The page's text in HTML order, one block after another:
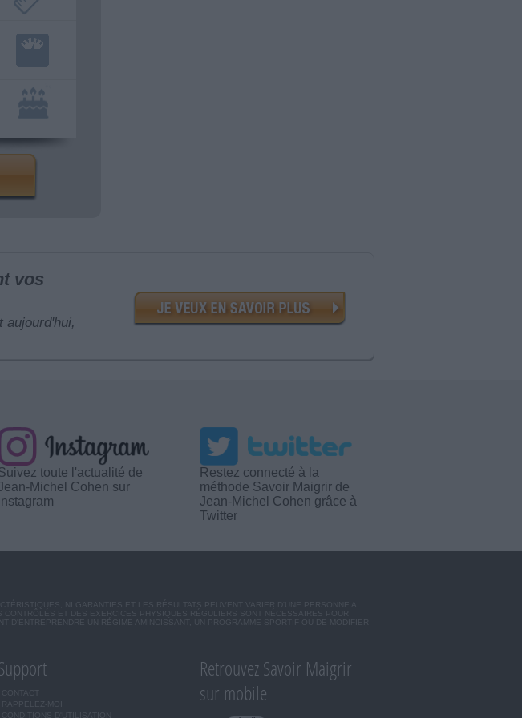
vos
aujourd'hui,
toute l'actualité de
Michel Cohen sur
Instagram
Restez connecté à la
méthode Savoir Maigrir de
Jean-Michel Cohen grâce à
Twitter
NI GARANTIES ET LES RÉSULTATS PEUVENT VARIER D'UNE PERSONNE A
ET DES EXERCICES PHYSIQUES RÉGULIERS SONT NÉCESSAIRES POUR
D'ENTREPRENDRE UN RÉGIME AMINCISSANT, UN PROGRAMME SPORTIF OU DE MODIFIER
CONTACT
RAPPELEZ-MOI
CONDITIONS D'UTILISATION
Retrouvez Savoir Maigrir
sur mobile